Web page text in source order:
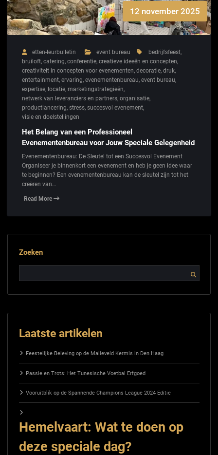
12 november 2025
etten-leurbulletin event bureau bedrijfsfeest,
bruiloft, catering, conferentie, creatieve ideeën en concepten,
creativiteit in concepten voor evenementen, decoratie, druk,
entertainment, ervaring, evenementenbureau, event bureau,
expertise, locatie, marketingstrategieën,
netwerk van leveranciers en partners, organisatie,
productlancering, stress, succesvol evenement,
visie en doelstellingen
Het Belang van een Professioneel
Evenementenbureau voor Jouw Speciale Gelegenheid
Evenementenbureau: De Sleutel tot een Succesvol Evenement
Organiseer je binnenkort een evenement en heb je geen idee waar
te beginnen? Een evenementenbureau kan de sleutel zijn tot het
creëren van…
Read More
Zoeken
Laatste artikelen
Feestelijke Beleving op de Malieveld Kermis in Den Haag
Passie en Trots: Het Tunesische Voetbal Erfgoed
Vooruitblik op de Spannende Champions League 2024 Editie
Hemelvaart: Wat te doen op
deze speciale dag?